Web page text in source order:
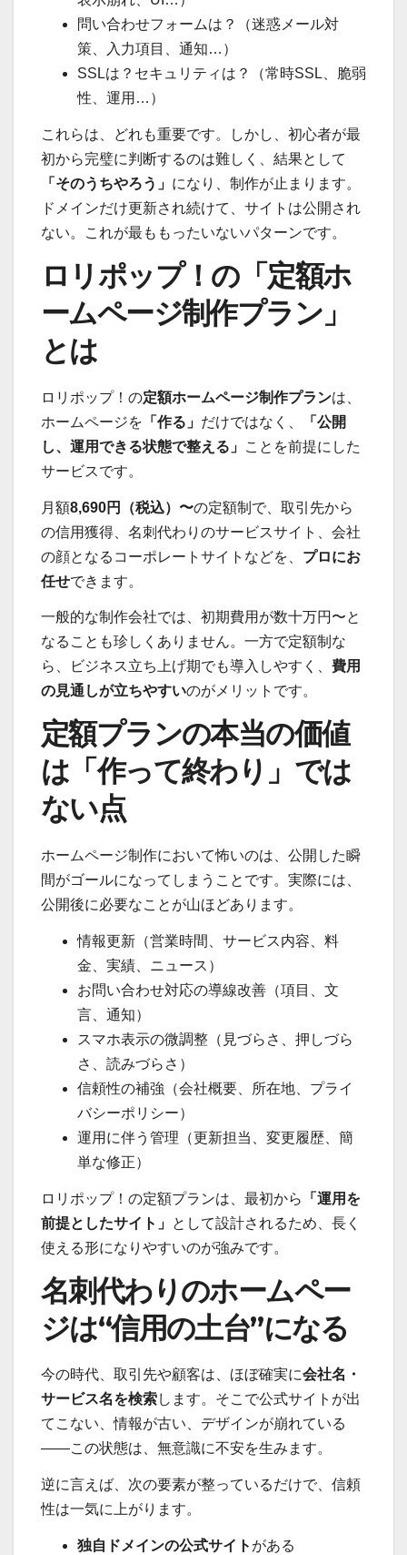
問い合わせフォームは？（迷惑メール対
策、入力項目、通知…）
SSLは？セキュリティは？（常時SSL、脆弱
性、運用…）
これらは、どれも重要です。しかし、初心者が最
初から完璧に判断するのは難しく、結果として
「そのうちやろう」 になり、制作が止まります。
ドメインだけ更新され続けて、サイトは公開され
ない。これが最ももったいないパターンです。
ロリポップ！の「定額ホ
ームページ制作プラン」
とは
ロリポップ！の定額ホームページ制作プランは、
ホームページを 「作る」 だけではなく、
「公開
し、運用できる状態で整える」 ことを前提にした
サービスです。
月額8,690円（税込）〜の定額制で、取引先から
の信用獲得、名刺代わりのサービスサイト、会社
の顔となるコーポレートサイトなどを、 プロにお
任せできます。
一般的な制作会社では、初期費用が数十万円〜と
なることも珍しくありません。一方で定額制な
ら、ビジネス立ち上げ期でも導入しやすく、 費用
の見通しが立ちやすいのがメリットです。
定額プランの本当の価値
は「作って終わり」では
ない点
ホームページ制作において怖いのは、公開した瞬
間がゴールになってしまうことです。実際には、
公開後に必要なことが山ほどあります。
情報更新（営業時間、サービス内容、料
金、実績、ニュース）
お問い合わせ対応の導線改善（項目、文
言、通知）
スマホ表示の微調整（見づらさ、押しづら
さ、読みづらさ）
信頼性の補強（会社概要、所在地、プライ
バシーポリシー）
運用に伴う管理（更新担当、変更履歴、簡
単な修正）
ロリポップ！の定額プランは、最初から
「運用を
前提としたサイト」 として設計されるため、長く
使える形になりやすいのが強みです。
名刺代わりのホームペー
ジは“信用の土台”になる
今の時代、取引先や顧客は、ほぼ確実に会社名・
サービス名を検索します。そこで公式サイトが出
てこない、情報が古い、デザインが崩れている
——この状態は、無意識に不安を生みます。
逆に言えば、次の要素が整っているだけで、信頼
性は一気に上がります。
独自ドメインの公式サイト がある